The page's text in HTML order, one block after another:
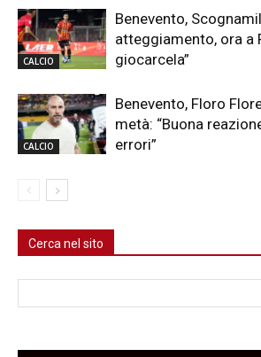
CALCIO
Benevento,
atteggiamento, ora a
giocarcela”
CALCIO
Benevento, Floro
metà: “Buona
errori”
Cerca nel sito